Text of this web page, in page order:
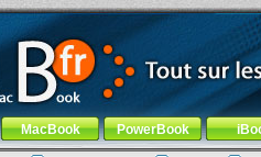
100% nomade !
menu général-Aller au menu de
MacBook PowerBook